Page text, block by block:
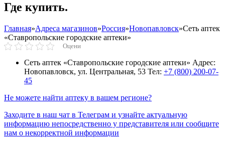
Где купить.
Главная»Адреса магазинов»Россия»Новопавловск»Сеть аптек
«Ставропольские городские аптеки»
Оцени
Сеть аптек «Ставропольские городские аптеки» Адрес:
Новопавловск, ул. Центральная, 53 Тел: +7 (800) 200-07-
45
Не можете найти аптеку в вашем регионе?
Заходите в наш чат в Телеграм и узнайте актуальную
информацию непосредственно у представителя или сообщите
нам о некорректной информации